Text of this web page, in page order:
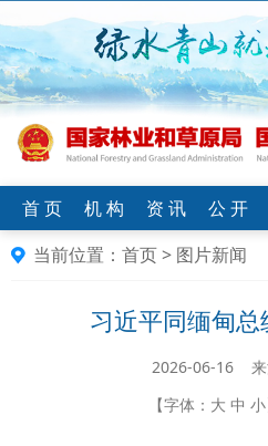
首 页 机 构 资 讯 公 开
当前位置： 首页> 图片新闻
习近平同缅甸
2026-06-16 来
【字体： 大 中 小